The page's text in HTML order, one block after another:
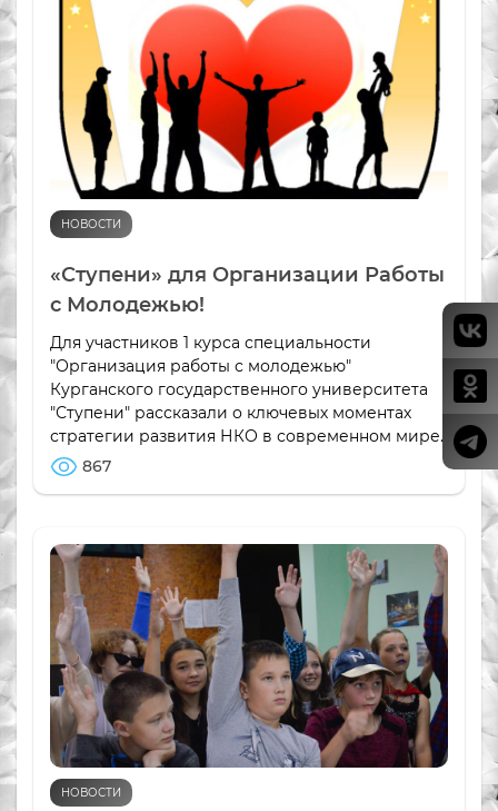
НОВОСТИ
«Ступени» для Организации Работы
с Молодежью!
Для участников 1 курса специальности
"Организация работы с молодежью"
Курганского государственного университета
"Ступени" рассказали о ключевых моментах
стратегии развития НКО в современном мире.
867
НОВОСТИ